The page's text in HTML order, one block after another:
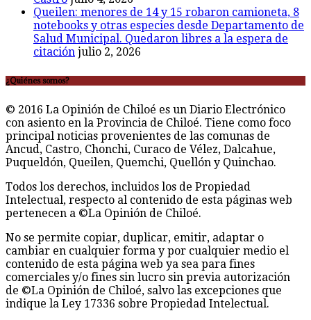
Queilen: menores de 14 y 15 robaron camioneta, 8
notebooks y otras especies desde Departamento de
Salud Municipal. Quedaron libres a la espera de
citación julio 2, 2026
¿Quiénes somos?
© 2016 La Opinión de Chiloé es un Diario Electrónico
con asiento en la Provincia de Chiloé. Tiene como foco
principal noticias provenientes de las comunas de
Ancud, Castro, Chonchi, Curaco de Vélez, Dalcahue,
Puqueldón, Queilen, Quemchi, Quellón y Quinchao.
Todos los derechos, incluidos los de Propiedad
Intelectual, respecto al contenido de esta páginas web
pertenecen a ©La Opinión de Chiloé.
No se permite copiar, duplicar, emitir, adaptar o
cambiar en cualquier forma y por cualquier medio el
contenido de esta página web ya sea para fines
comerciales y/o fines sin lucro sin previa autorización
de ©La Opinión de Chiloé, salvo las excepciones que
indique la Ley 17336 sobre Propiedad Intelectual.